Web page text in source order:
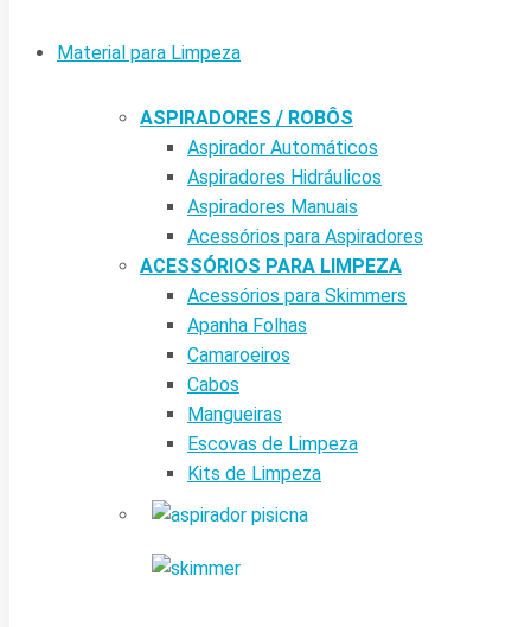
Material para Limpeza
ASPIRADORES / ROBÔS
Aspirador Automáticos
Aspiradores Hidráulicos
Aspiradores Manuais
Acessórios para Aspiradores
ACESSÓRIOS PARA LIMPEZA
Acessórios para Skimmers
Apanha Folhas
Camaroeiros
Cabos
Mangueiras
Escovas de Limpeza
Kits de Limpeza